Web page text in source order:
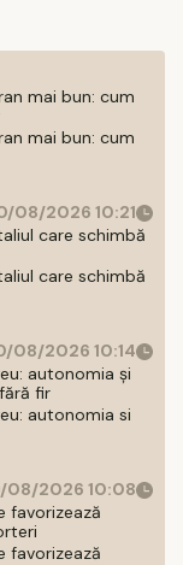
mai bun: cum
mai bun: cum
08/2026 10:21
care schimbă
care schimbă
08/2026 10:14
autonomia și
fir
autonomia si
08/2026 10:08
favorizează
favorizează